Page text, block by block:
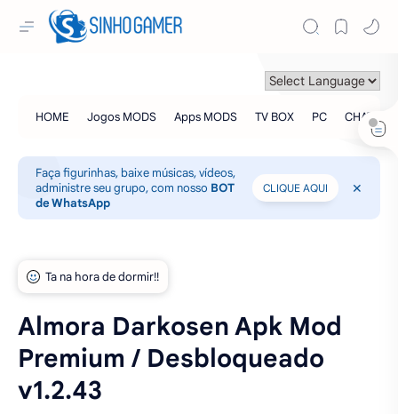
Faça figurinhas, baixe músicas, vídeos,
administre seu grupo, com nosso BOT
de WhatsApp
CLIQUE AQUI
Almora Darkosen Apk Mod
Premium / Desbloqueado
v1.2.43